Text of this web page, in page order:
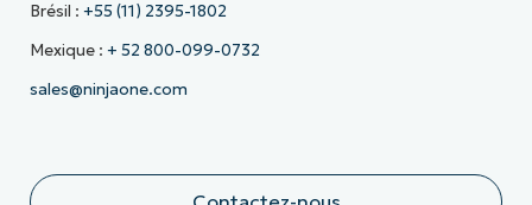
Brésil : +55 (11) 2395-1802
Mexique : + 52 800-099-0732
sales@ninjaone.com